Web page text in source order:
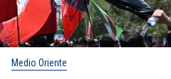
Medio Oriente